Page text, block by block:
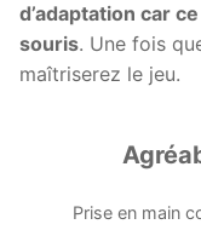
d’adaptation car
souris. Une fois
maîtriserez le jeu.
Prise en main